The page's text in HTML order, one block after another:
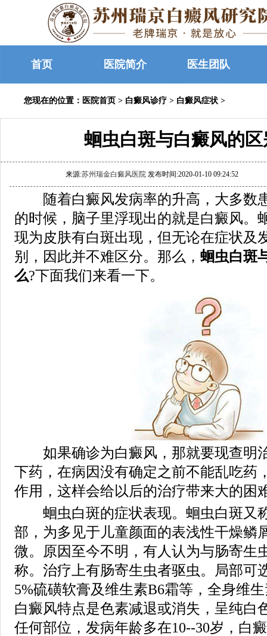
首页 医院简介 医生团队
您现在的位置： 医院首页 > 白癜风诊疗 > 白癜风症状 >
蛔虫白斑与白癜风的
来源:苏州瑞金白癜风医院 发布时间:2020-01-10 09:24:52
随着白癜风发病率的升高，大多数
的时候，脑子里浮现出的就是白癜风。
现为皮肤有白斑出现，但无论在症状及
别，因此并不难区分。那么， 蛔虫白斑
么?下面我们来看一下。
如果确诊为白癜风，那就要现查明
下药，在病因没有确定之前不能乱吃药
作用，这样会给以后的治疗带来大的困
蛔虫白斑的症状表现。蛔虫白斑又
部，为多见于儿童颜面的表浅性干燥鳞
微。原因至今不明，有人认为与肠寄生
称。治疗上有肠寄生虫者驱虫。局部可
5%硫磺软膏及维生素B6霜等，全身维
白癜风特点是色素减退或消失，呈纯白
任何部位，发病年龄多在10--30岁，白